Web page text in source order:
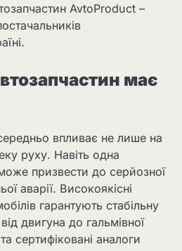
AvtoProduct –
має
впливає не лише на
руху. Навіть одна
призвести до серйозної
аварії. Високоякісні
гарантують стабільну
двигуна до гальмівної
сертифіковані аналоги